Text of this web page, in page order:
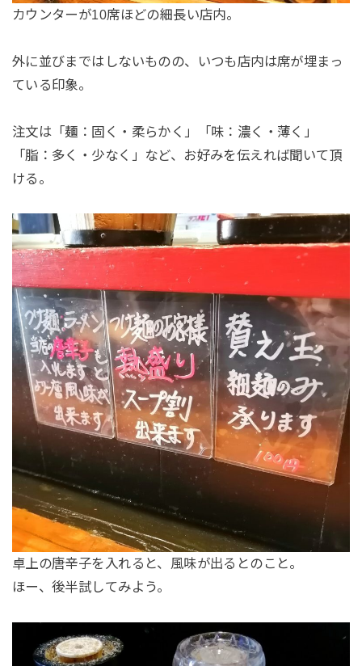
カウンターが10席ほどの細長い店内。
外に並びまではしないものの、いつも店内は席が埋まっ
ている印象。
注文は「麺：固く・柔らかく」「味：濃く・薄く」
「脂：多く・少なく」など、お好みを伝えれば聞いて頂
ける。
卓上の唐辛子を入れると、風味が出るとのこと。
ほー、後半試してみよう。